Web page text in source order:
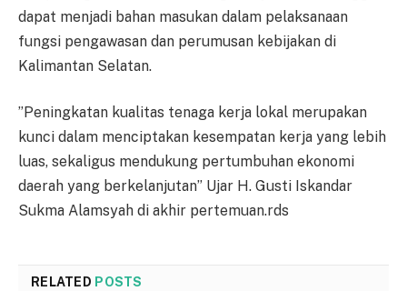
dapat menjadi bahan masukan dalam pelaksanaan
fungsi pengawasan dan perumusan kebijakan di
Kalimantan Selatan.
”Peningkatan kualitas tenaga kerja lokal merupakan
kunci dalam menciptakan kesempatan kerja yang lebih
luas, sekaligus mendukung pertumbuhan ekonomi
daerah yang berkelanjutan” Ujar H. Gusti Iskandar
Sukma Alamsyah di akhir pertemuan.rds
RELATED POSTS